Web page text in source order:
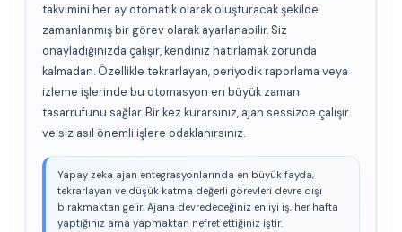
takvimini her ay otomatik olarak oluşturacak şekilde
zamanlanmış bir görev olarak ayarlanabilir. Siz
onayladığınızda çalışır, kendiniz hatırlamak zorunda
kalmadan. Özellikle tekrarlayan, periyodik raporlama veya
izleme işlerinde bu otomasyon en büyük zaman
tasarrufunu sağlar. Bir kez kurarsınız, ajan sessizce çalışır
ve siz asıl önemli işlere odaklanırsınız.
Yapay zeka ajan entegrasyonlarında en büyük fayda,
tekrarlayan ve düşük katma değerli görevleri devre dışı
bırakmaktan gelir. Ajana devredeceğiniz en iyi iş, her hafta
yaptığınız ama yapmaktan nefret ettiğiniz iştir.